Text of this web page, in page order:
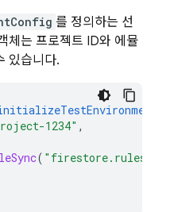
를 정의하는 선
체는 프로젝트 ID와 에뮬
있습니다.
1234" ,
( "firestore.rules"